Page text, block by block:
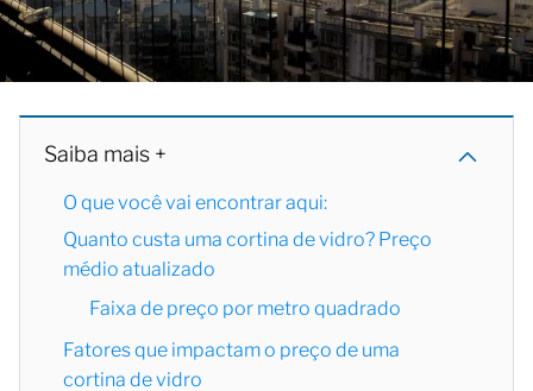
Saiba mais +
O que você vai encontrar aqui:
Quanto custa uma cortina de vidro? Preço
médio atualizado
Faixa de preço por metro quadrado
Fatores que impactam o preço de uma
cortina de vidro